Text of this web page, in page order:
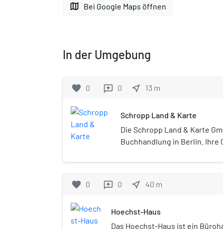
map Bei Google Maps öffnen
In der Umgebung
favorite 0 reviews 0 near_me 13 m
Schropp Land & Karte
Die Schropp Land & Karte
Buchhandlung in Berlin. Ihre
favorite 0 reviews 0 near_me 40 m
Hoechst-Haus
Das Hoechst-Haus ist ein